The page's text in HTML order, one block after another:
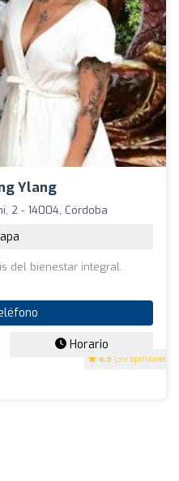
Ylang
4.9 (39 opiniones)
2 - 14004, Córdoba
del bienestar integral.
Horario